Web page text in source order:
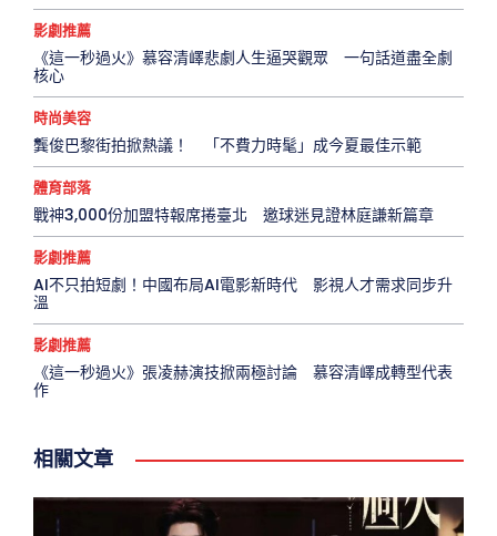
影劇推薦
《這一秒過火》慕容清嶧悲劇人生逼哭觀眾 一句話道盡全劇
核心
時尚美容
龔俊巴黎街拍掀熱議！ 「不費力時髦」成今夏最佳示範
體育部落
戰神3,000份加盟特報席捲臺北 邀球迷見證林庭謙新篇章
影劇推薦
AI不只拍短劇！中國布局AI電影新時代 影視人才需求同步升
溫
影劇推薦
《這一秒過火》張凌赫演技掀兩極討論 慕容清嶧成轉型代表
作
相關文章